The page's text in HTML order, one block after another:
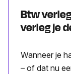
Btw
verleg je
Wanneer je
– of dat nu